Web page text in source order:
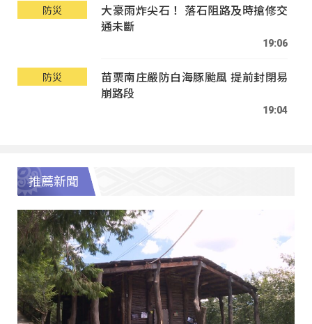
防災
大豪雨炸尖石！ 落石阻路及時搶修交
通未斷
19:06
防災
苗栗南庄嚴防白海豚颱風 提前封閉易
崩路段
19:04
推薦新聞